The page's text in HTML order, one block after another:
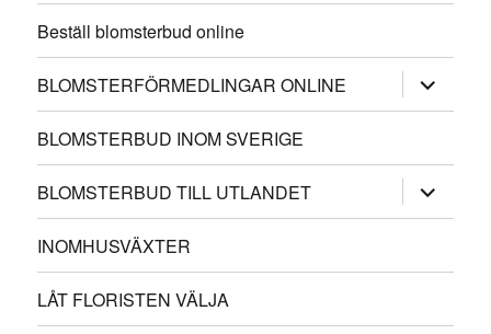
Beställ blomsterbud online
BLOMSTERFÖRMEDLINGAR ONLINE
BLOMSTERBUD INOM SVERIGE
BLOMSTERBUD TILL UTLANDET
INOMHUSVÄXTER
LÅT FLORISTEN VÄLJA